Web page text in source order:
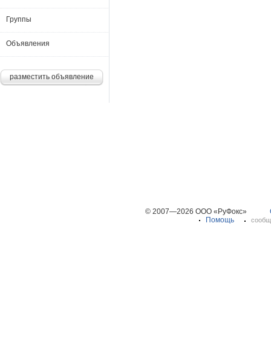
Группы
Объявления
разместить объявление
© 2007—2026 ООО «РуФокс»
Помощь